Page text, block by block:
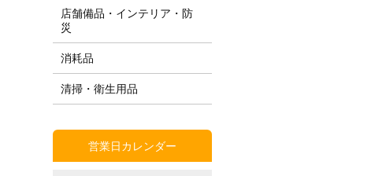
店舗備品・インテリア・防
災
消耗品
清掃・衛生用品
営業日カレンダー